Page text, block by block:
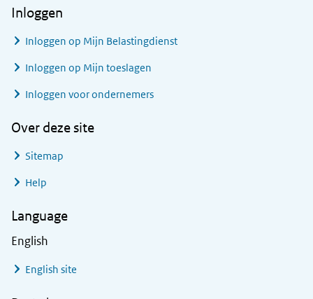
Inloggen
Inloggen op Mijn Belastingdienst
Inloggen op Mijn toeslagen
Inloggen voor ondernemers
Over deze site
Sitemap
Help
Language
English
English site